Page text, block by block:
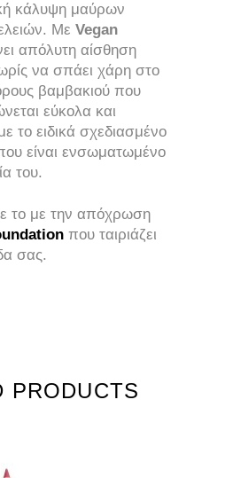
κάλυψη μαύρων
Με Vegan
απόλυτη αίσθηση
να σπάει χάρη στο
βαμβακιού που
εύκολα και
με το ειδικά σχεδιασμένο
είναι ενσωματωμένο
του.
το με την απόχρωση
που ταιριάζει
σας.
PRODUCTS